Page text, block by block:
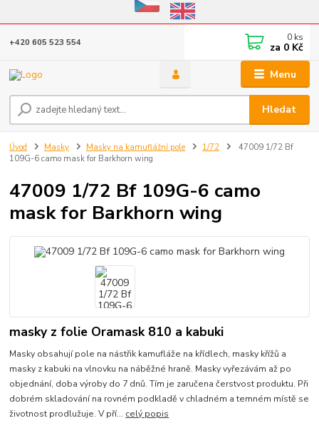
Eshop v provozu do 31.10.2026
Menu
Hledat
+420 605 523 554 0 ks
za 0 Kč
Úvod Masky Masky na kamuflážní pole 1/72
47009 1/72 Bf
109G-6 camo mask for Barkhorn wing
47009 1/72 Bf 109G-6 camo
mask for Barkhorn wing
masky z folie Oramask 810 a kabuki
Masky obsahují pole na nástřik kamufláže na křídlech, masky křížů a
masky z kabuki na vlnovku na náběžné hraně. Masky vyřezávám až po
objednání, doba výroby do 7 dnů. Tím je zaručena čerstvost produktu. Při
dobrém skladování na rovném podkladě v chladném a temném místě se
životnost prodlužuje. V pří... celý popis